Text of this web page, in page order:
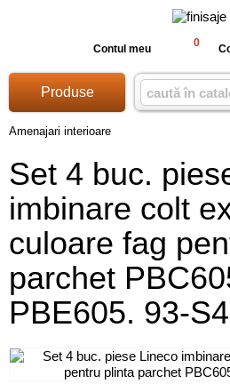
Contul meu 0
Produse
Amenajari interioare
Set 4 buc.
imbinare colt
culoare fag
parchet
PBE605. 93-S4